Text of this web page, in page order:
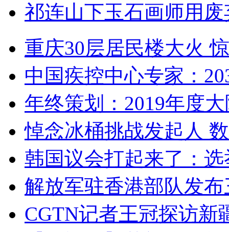
祁连山下玉石画师用
重庆30层居民楼大火
中国疾控中心专家：
年终策划：2019年度
悼念冰桶挑战发起人
韩国议会打起来了：
解放军驻香港部队发
CGTN记者王冠探访新